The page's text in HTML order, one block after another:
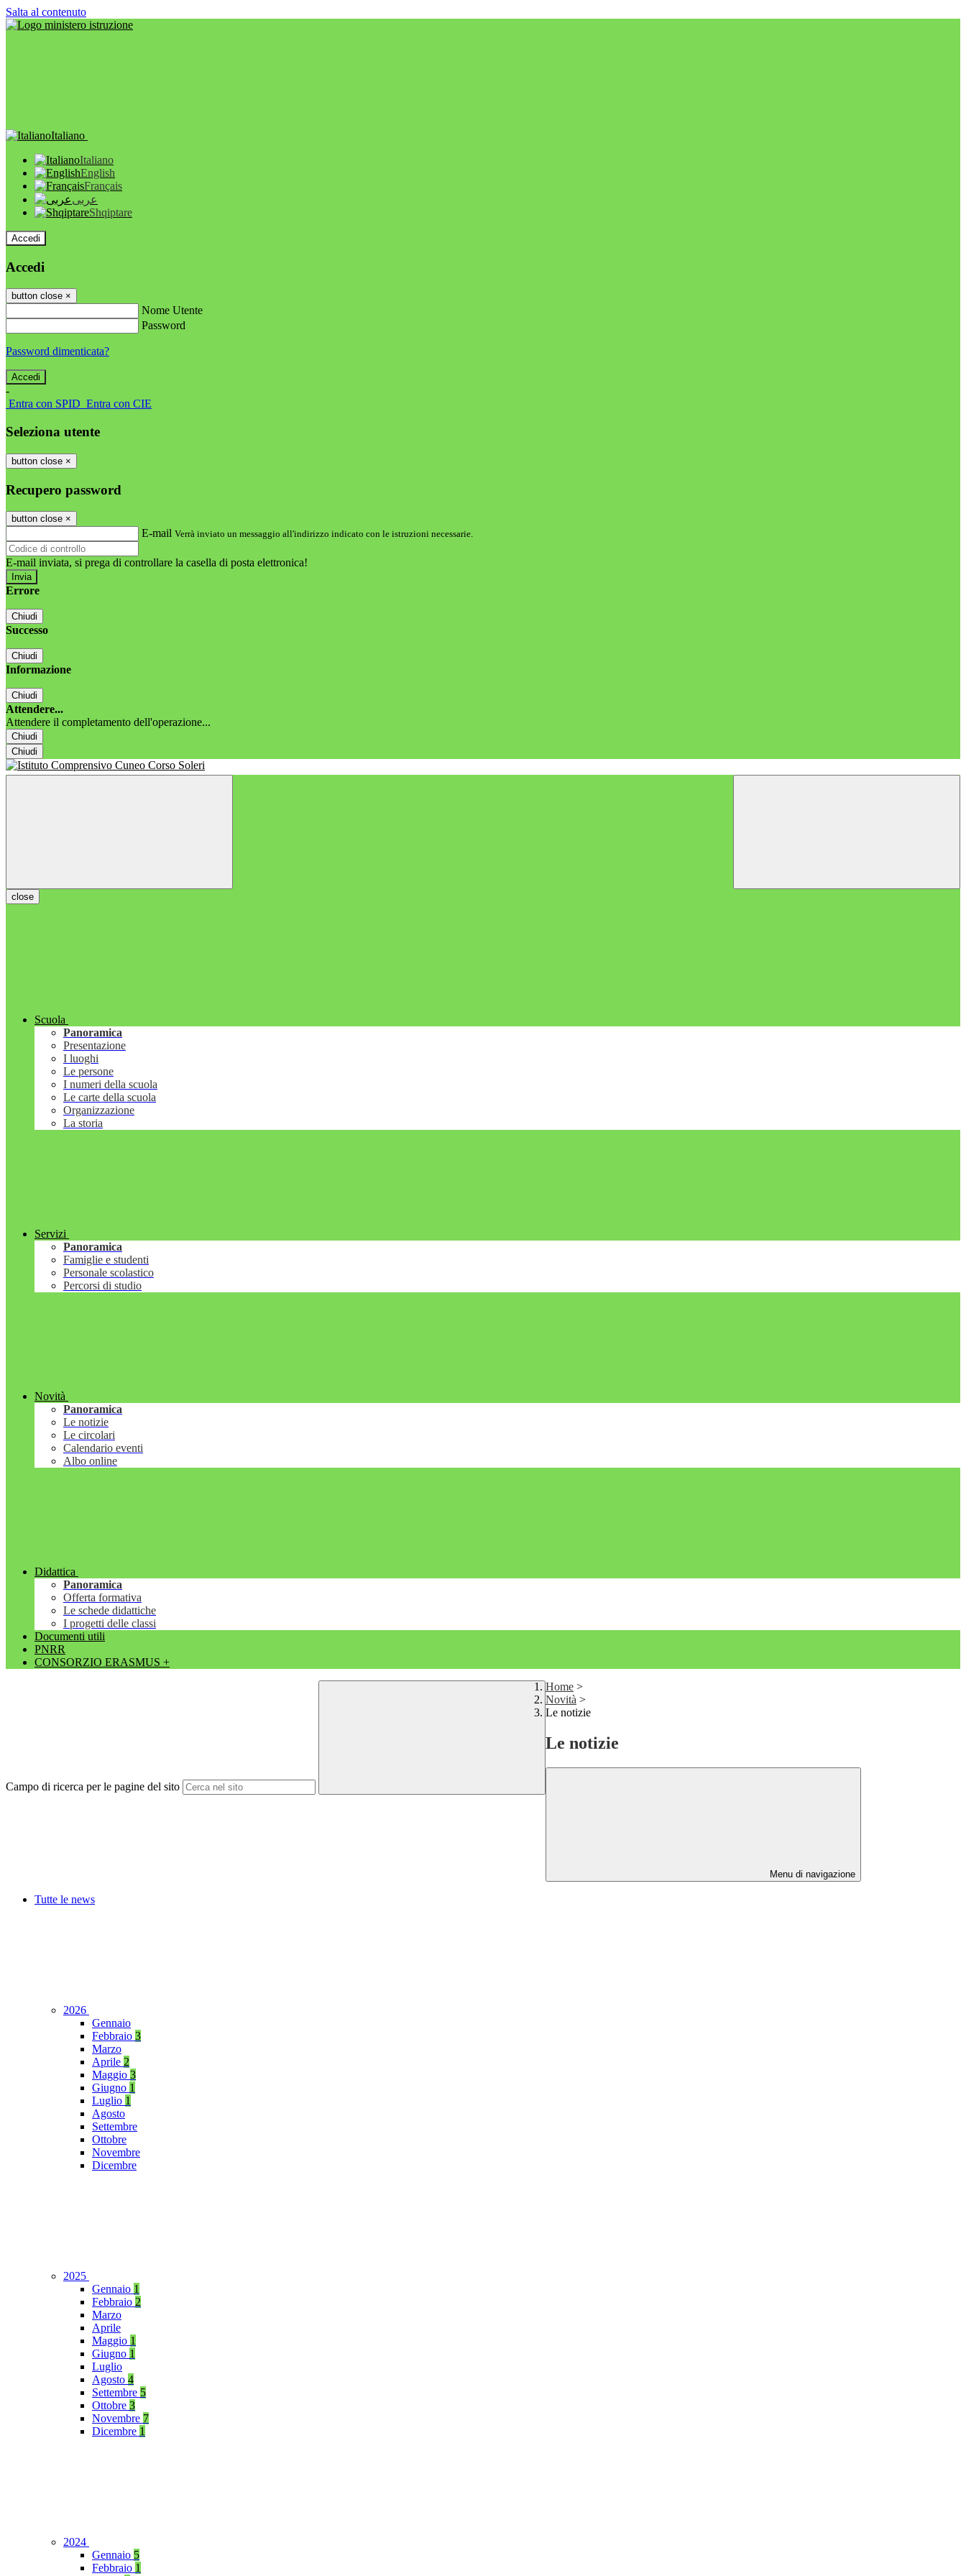
Salta al contenuto
Italiano
Italiano
English
Français
عربى
Shqiptare
Accedi
Accedi
button close ×
Nome Utente
Password
Password dimenticata?
-
Entra con SPID Entra con CIE
Seleziona utente
button close ×
Recupero password
button close ×
E-mail Verrà inviato un messaggio all'indirizzo indicato con le istruzioni necessarie.
E-mail inviata, si prega di controllare la casella di posta elettronica!
Errore
Chiudi
Successo
Chiudi
Informazione
Chiudi
Attendere...
Attendere il completamento dell'operazione...
Chiudi
Chiudi
close
Scuola
Panoramica
Presentazione
I luoghi
Le persone
I numeri della scuola
Le carte della scuola
Organizzazione
La storia
Servizi
Panoramica
Famiglie e studenti
Personale scolastico
Percorsi di studio
Novità
Panoramica
Le notizie
Le circolari
Calendario eventi
Albo online
Didattica
Panoramica
Offerta formativa
Le schede didattiche
I progetti delle classi
Documenti utili
PNRR
CONSORZIO ERASMUS +
Campo di ricerca per le pagine del sito
Home >
Novità >
Le notizie
Le notizie
Menu di navigazione
Tutte le news
2026
Gennaio
Febbraio 3
Marzo
Aprile 2
Maggio 3
Giugno 1
Luglio 1
Agosto
Settembre
Ottobre
Novembre
Dicembre
2025
Gennaio 1
Febbraio 2
Marzo
Aprile
Maggio 1
Giugno 1
Luglio
Agosto 4
Settembre 5
Ottobre 3
Novembre 7
Dicembre 1
2024
Gennaio 5
Febbraio 1